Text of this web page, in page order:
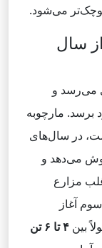
می‌شود.
سال
می‌رسد و
برسد. مارچوبه
در سال‌های
می‌دهد و
مزارع
آغاز
بین ۴
تا ۶ تن